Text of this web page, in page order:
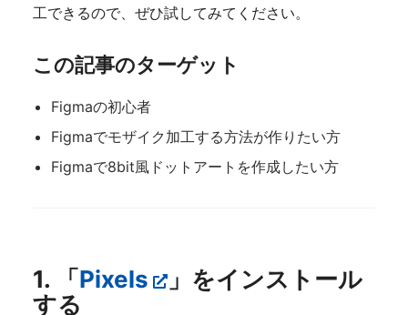
工できるので、ぜひ試してみてください。
この記事のターゲット
Figmaの初心者
Figmaでモザイク加工する方法が作りたい方
Figmaで8bit風ドットアートを作成したい方
1. 「 Pixels
」をインストール
する